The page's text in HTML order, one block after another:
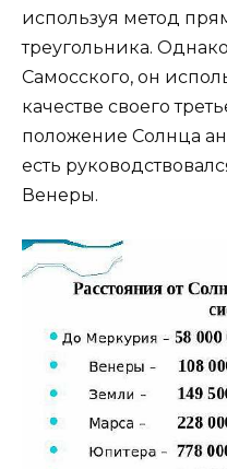
используя метод
треугольника.
Самосского, он
качестве своего
положение Солнца
есть
Венеры.